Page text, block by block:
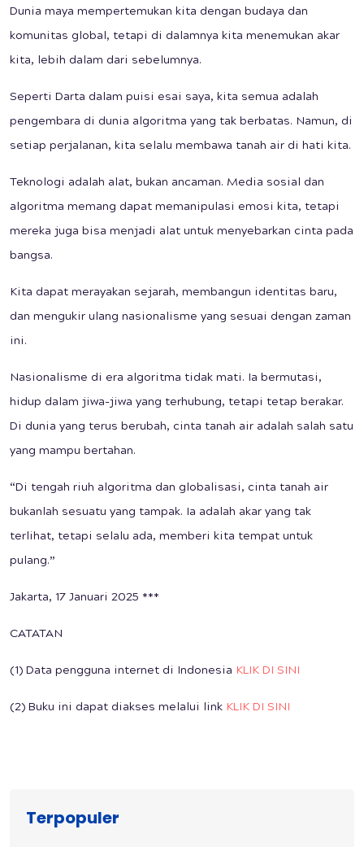
Dunia maya mempertemukan kita dengan budaya dan
komunitas global, tetapi di dalamnya kita menemukan akar
kita, lebih dalam dari sebelumnya.
Seperti Darta dalam puisi esai saya, kita semua adalah
pengembara di dunia algoritma yang tak berbatas. Namun, di
setiap perjalanan, kita selalu membawa tanah air di hati kita.
Teknologi adalah alat, bukan ancaman. Media sosial dan
algoritma memang dapat memanipulasi emosi kita, tetapi
mereka juga bisa menjadi alat untuk menyebarkan cinta pada
bangsa.
Kita dapat merayakan sejarah, membangun identitas baru,
dan mengukir ulang nasionalisme yang sesuai dengan zaman
ini.
Nasionalisme di era algoritma tidak mati. Ia bermutasi,
hidup dalam jiwa-jiwa yang terhubung, tetapi tetap berakar.
Di dunia yang terus berubah, cinta tanah air adalah salah satu
yang mampu bertahan.
“Di tengah riuh algoritma dan globalisasi, cinta tanah air
bukanlah sesuatu yang tampak. Ia adalah akar yang tak
terlihat, tetapi selalu ada, memberi kita tempat untuk
pulang.”
Jakarta, 17 Januari 2025 ***
CATATAN
(1) Data pengguna internet di Indonesia KLIK DI SINI
(2) Buku ini dapat diakses melalui link KLIK DI SINI
Terpopuler